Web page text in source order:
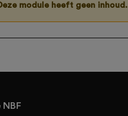
module heeft geen inhoud.
NBF